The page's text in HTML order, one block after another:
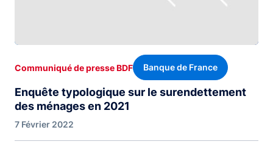
Enquête typologique sur le surendettement
des ménages en 2021
Communiqué de presse BDF Banque de France
7 Février 2022